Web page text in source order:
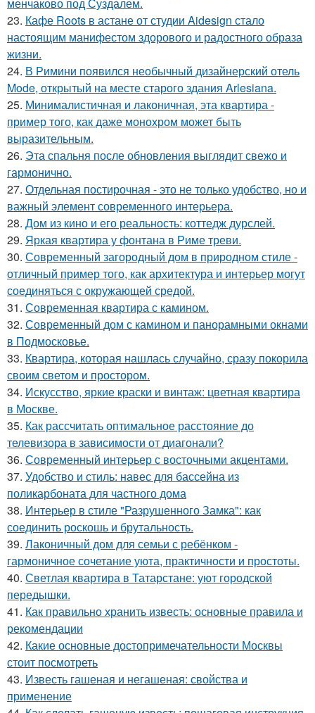
менчаково под Суздалем.
23. Кафе Roots в астане от студии Aidesign стало
настоящим манифестом здорового и радостного образа
жизни.
24. В Римини появился необычный дизайнерский отель
Mode, открытый на месте старого здания Arlesiana.
25. Минималистичная и лаконичная, эта квартира -
пример того, как даже монохром может быть
выразительным.
26. Эта спальня после обновления выглядит свежо и
гармонично.
27. Отдельная постирочная - это не только удобство, но и
важный элемент современного интерьера.
28. Дом из кино и его реальность: коттедж дурслей.
29. Яркая квартира у фонтана в Риме треви.
30. Современный загородный дом в природном стиле -
отличный пример того, как архитектура и интерьер могут
соединяться с окружающей средой.
31. Современная квартира с камином.
32. Современный дом с камином и панорамными окнами
в Подмосковье.
33. Квартира, которая нашлась случайно, сразу покорила
своим светом и простором.
34. Искусство, яркие краски и винтаж: цветная квартира
в Москве.
35. Как рассчитать оптимальное расстояние до
телевизора в зависимости от диагонали?
36. Современный интерьер с восточными акцентами.
37. Удобство и стиль: навес для бассейна из
поликарбоната для частного дома
38. Интерьер в стиле "Разрушенного Замка": как
соединить роскошь и брутальность.
39. Лаконичный дом для семьи с ребёнком -
гармоничное сочетание уюта, практичности и простоты.
40. Светлая квартира в Татарстане: уют городской
передышки.
41. Как правильно хранить известь: основные правила и
рекомендации
42. Какие основные достопримечательности Москвы
стоит посмотреть
43. Известь гашеная и негашеная: свойства и
применение